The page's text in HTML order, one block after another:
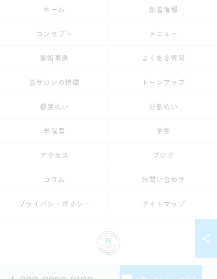
ホーム 新着情報
コンセプト メニュー
施術事例 よくある質問
当サロンの特徴 トーンアップ
都度払い 分割払い
半個室 学生
アクセス ブログ
コラム お問い合わせ
プライバシーポリシー サイトマップ
© 2026 愛知県名古屋のセルフホワイトニングならホワイトニングショップ名古屋